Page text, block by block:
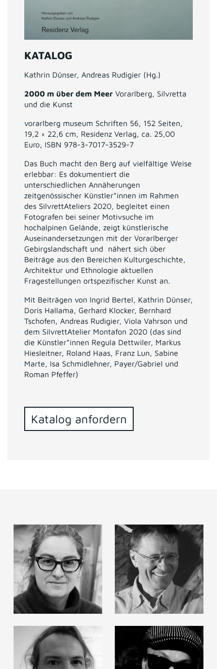
KATALOG
Kathrin Dünser, Andreas Rudigier (Hg.)
2000 m über dem Meer Vorarlberg, Silvretta
und die Kunst
vorarlberg museum Schriften 56, 152 Seiten,
19,2 × 22,6 cm, Residenz Verlag, ca. 25,00
Euro, ISBN 978-3-7017-3529-7
Das Buch macht den Berg auf vielfältige Weise
erlebbar: Es dokumentiert die
unterschiedlichen Annäherungen
zeitgenössischer Künstler*innen im Rahmen
des SilvrettAteliers 2020, begleitet einen
Fotografen bei seiner Motivsuche im
hochalpinen Gelände, zeigt künstlerische
Auseinandersetzungen mit der Vorarlberger
Gebirgslandschaft und nähert sich über
Beiträge aus den Bereichen Kulturgeschichte,
Architektur und Ethnologie aktuellen
Fragestellungen ortspezifischer Kunst an.
Mit Beiträgen von Ingrid Bertel, Kathrin Dünser,
Doris Hallama, Gerhard Klocker, Bernhard
Tschofen, Andreas Rudigier, Viola Vahrson und
dem SilvrettAtelier Montafon 2020 (das sind
die Künstler*innen Regula Dettwiler, Markus
Hiesleitner, Roland Haas, Franz Lun, Sabine
Marte, Isa Schmidlehner, Payer/Gabriel und
Roman Pfeffer)
Katalog anfordern
Regula Dettwiler Roland Haas